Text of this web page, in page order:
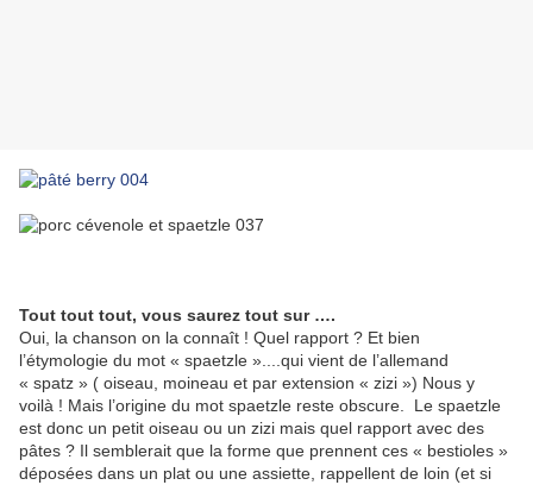
Tout tout tout, vous saurez tout sur ….
Oui, la chanson on la connaît ! Quel rapport ? Et bien
l’étymologie du mot « spaetzle »....qui vient de l’allemand
« spatz » ( oiseau, moineau et par extension « zizi ») Nous y
voilà ! Mais l’origine du mot spaetzle reste obscure. Le spaetzle
est donc un petit oiseau ou un zizi mais quel rapport avec des
pâtes ? Il semblerait que la forme que prennent ces « bestioles »
déposées dans un plat ou une assiette, rappellent de loin (et si